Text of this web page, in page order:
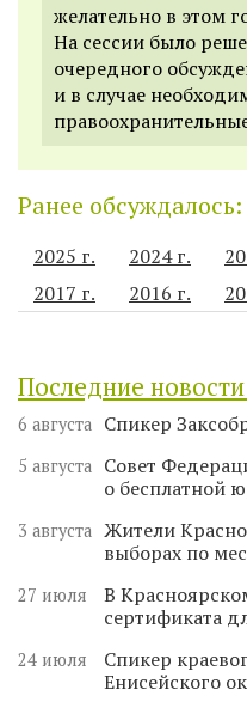
желательно в этом
На сессии было
очередного
и в случае
Ранее обсуждалось:
2025 г. 2024 г.
2017 г.
2016 г.
Последние
6 августа Спикер
5 августа
Совет
о бесплатной
3 августа Жители
выборах по
27 июля
В
сертификата
24 июля
Спикер
Енисейского